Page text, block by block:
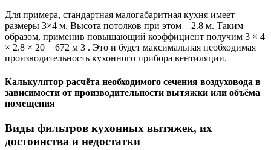
Для примера, стандартная малогабаритная кухня имеет
размеры 3×4 м. Высота потолков при этом – 2.8 м. Таким
образом, применив повышающий коэффициент получим 3 × 4
× 2.8 × 20 = 672 м 3 . Это и будет максимальная необходимая
производительность кухонного прибора вентиляции.
Калькулятор расчёта необходимого сечения воздуховода в
зависимости от производительности вытяжки или объёма
помещения
Виды фильтров кухонных вытяжек, их
достоинства и недостатки